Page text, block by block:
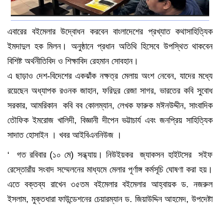
এবারের বইমেলার উদ্বোধন করবেন বাংলাদেশের প্রখ্যাত কথাসাহিত্যিক
ইমদাদুল হক মিলন। অনুষ্ঠানে প্রধান অতিথি হিসেবে উপস্থিত থাকবেন
বিশিষ্ট অর্থনীতিবিদ ও শিক্ষাবিদ রেহমান সোবহান।
এ ছাড়াও দেশ-বিদেশের একঝাঁক নক্ষত্র মেলায় অংশ নেবেন, যাদের মধ্যে
রয়েছেন অধ্যাপক রওনক জাহান, ফরিদুর রেজা সাগর, ভারতের কবি সুবোধ
সরকার, আমরিকান কবি বব কোলম্যান, লেখক ফারুক মঈনউদ্দীন, সাংবাদিক
তৌফিক ইমরোজ খালিদী, বিজ্ঞানী দীপেন ভট্টাচার্য এবং জনপ্রিয় সাহিত্যিক
সাদাত হোসাইন । খবর আইবিএননিউজ ।
‘ গত রবিবার (১০ মে) সন্ধ্যায়। নিউইয়কর জ্যাকসন হাইটসের সইফ
রেস্তোরাঁয় সংবাদ সম্মেলনের মাধ্যমে মেলার পূর্ণাঙ্গ কর্মসূচি ঘোষণা করা হয়।
এতে বক্তব্য রাখেন ৩৫তম বইমেলার বইমেলার আহ্বায়ক ড. নজরুল
ইসলাম, মুক্তধারা ফাউন্ডেশনের চেয়ারম্যান ড. জিয়াউদ্দিন আহমেদ, উপদেষ্টা